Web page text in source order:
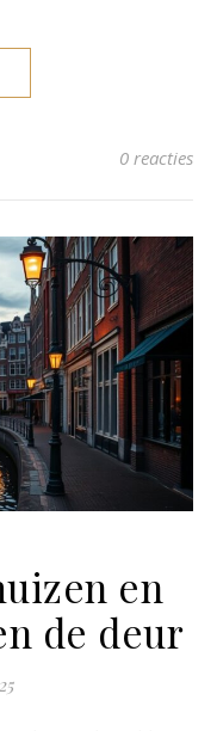
0 reacties
en
de deur